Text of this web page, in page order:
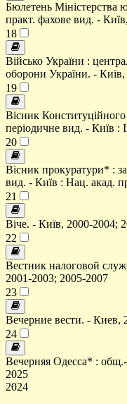
Бюлетень Міністерства
практ. фахове вид. -
18
Військо України :
оборони України. -
19
Вісник
періодичне вид. - Київ :
20
Вісник прокуратури* :
вид. - Київ : Нац. акад.
21
Віче. - Київ, 2000-2004;
22
Вестник налоговой
2001-2003; 2005-2007
23
Вечерние вести. - Киев,
24
Вечерняя Одесса* :
2025
2024